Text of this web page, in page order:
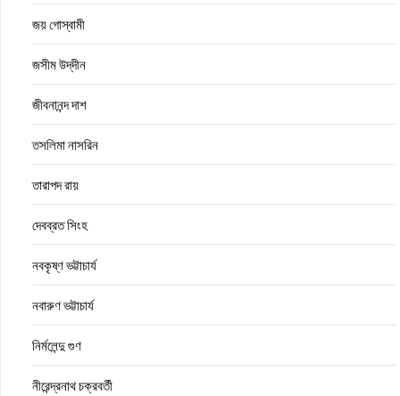
জয় গোস্বামী
জসীম উদ্‌দীন
জীবনানন্দ দাশ
তসলিমা নাসরিন
তারাপদ রায়
দেবব্রত সিংহ
নবকৃষ্ণ ভট্টাচার্য
নবারুণ ভট্টাচার্য
নির্মলেন্দু গুণ
নীরেন্দ্রনাথ চক্রবর্তী